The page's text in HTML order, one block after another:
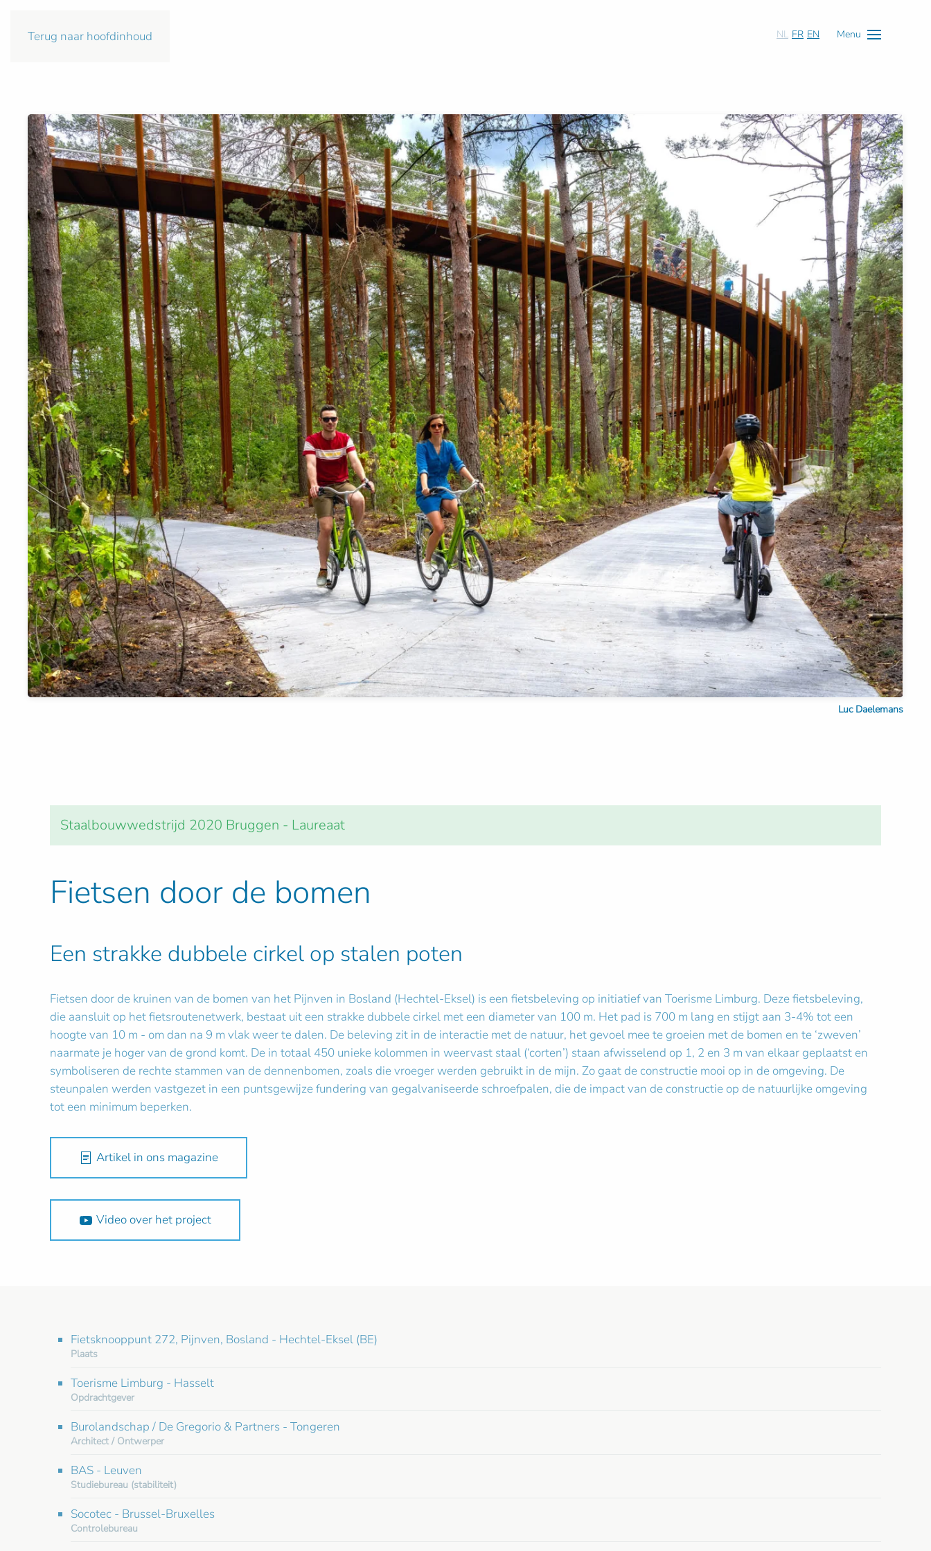
Terug naar hoofdinhoud NL FR EN Menu
Luc Daelemans
Staalbouwwedstrijd 2020 Bruggen - Laureaat
Fietsen door de bomen
Een strakke dubbele cirkel op stalen poten
Fietsen door de kruinen van de bomen van het Pijnven in Bosland (Hechtel-Eksel) is een fietsbeleving op initiatief van Toerisme Limburg. Deze fietsbeleving,
die aansluit op het fietsroutenetwerk, bestaat uit een strakke dubbele cirkel met een diameter van 100 m. Het pad is 700 m lang en stijgt aan 3-4% tot een
hoogte van 10 m - om dan na 9 m vlak weer te dalen. De beleving zit in de interactie met de natuur, het gevoel mee te groeien met de bomen en te ‘zweven’
naarmate je hoger van de grond komt. De in totaal 450 unieke kolommen in weervast staal (‘corten’) staan afwisselend op 1, 2 en 3 m van elkaar geplaatst en
symboliseren de rechte stammen van de dennenbomen, zoals die vroeger werden gebruikt in de mijn. Zo gaat de constructie mooi op in de omgeving. De
steunpalen werden vastgezet in een puntsgewijze fundering van gegalvaniseerde schroefpalen, die de impact van de constructie op de natuurlijke omgeving
tot een minimum beperken.
Artikel in ons magazine
Video over het project
Fietsknooppunt 272, Pijnven, Bosland - Hechtel-Eksel (BE)
Plaats
Toerisme Limburg - Hasselt
Opdrachtgever
Burolandschap / De Gregorio & Partners - Tongeren
Architect / Ontwerper
BAS - Leuven
Studiebureau (stabiliteit)
Socotec - Brussel-Bruxelles
Controlebureau